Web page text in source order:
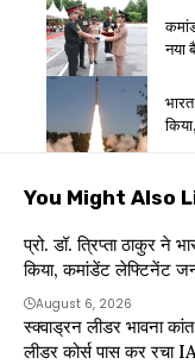
नया
You Might Also
प्रो. डॉ. त्रिप्ता ठाकुर ने
किया, कमांडेंट लेफ्टिनेंट
August 6, 2026
स्क्वाड्रन लीडर भावना
लीडर कोर्स पास कर रचा